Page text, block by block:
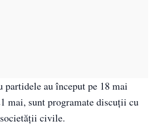
partidele au început pe 18 mai
mai, sunt programate discuții cu
civile.